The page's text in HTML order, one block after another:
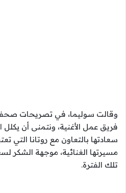
وقالت سوليما، في تصريحات
فريق عمل الأغنية، ونتمنى أن يكلل
سعادتها بالتعاون مع روتانا التي
مسيرتها الغنائية، موجهة الشكر
تلك الفترة.